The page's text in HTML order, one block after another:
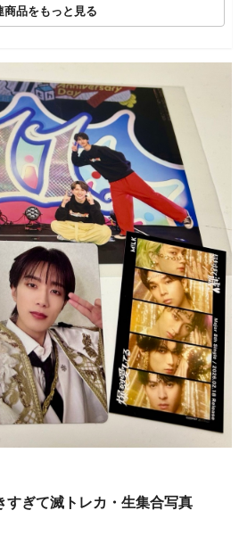
商品をもっと見る
すぎて滅トレカ・生集合写真